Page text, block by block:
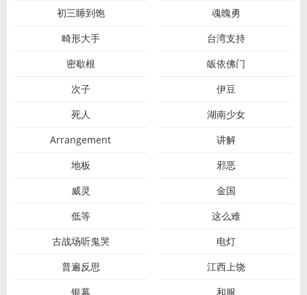
初三睡到饱
魂魄勇
畸形大手
台湾支持
密歇根
皈依佛门
次子
伊豆
死人
湖南少女
Arrangement
讲解
地板
邪恶
威灵
金国
低等
这么难
古战场听鬼哭
电灯
普遍反思
江西上饶
银幕
和服